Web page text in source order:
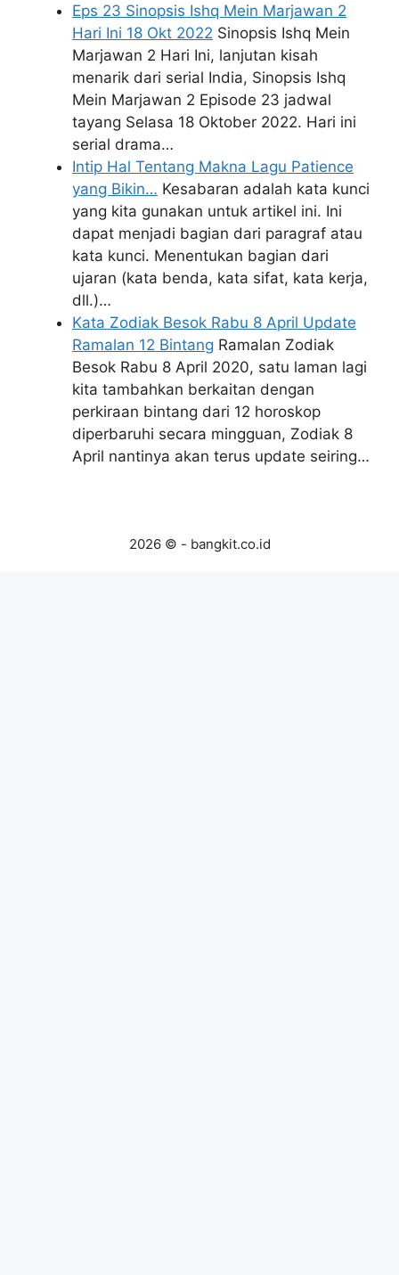
Eps 23 Sinopsis Ishq Mein Marjawan 2
Hari Ini 18 Okt 2022 Sinopsis Ishq Mein
Marjawan 2 Hari Ini, lanjutan kisah
menarik dari serial India, Sinopsis Ishq
Mein Marjawan 2 Episode 23 jadwal
tayang Selasa 18 Oktober 2022. Hari ini
serial drama…
Intip Hal Tentang Makna Lagu Patience
yang Bikin… Kesabaran adalah kata kunci
yang kita gunakan untuk artikel ini. Ini
dapat menjadi bagian dari paragraf atau
kata kunci. Menentukan bagian dari
ujaran (kata benda, kata sifat, kata kerja,
dll.)…
Kata Zodiak Besok Rabu 8 April Update
Ramalan 12 Bintang Ramalan Zodiak
Besok Rabu 8 April 2020, satu laman lagi
kita tambahkan berkaitan dengan
perkiraan bintang dari 12 horoskop
diperbaruhi secara mingguan, Zodiak 8
April nantinya akan terus update seiring…
2026 © - bangkit.co.id